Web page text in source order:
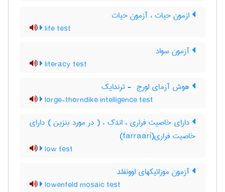
ازمون حیات ، آزمون حیات
life test
آزمون سواد
literacy test
هوش آزمای لورج ‎ - ترندایک
lorge-thorndike intelligence test
دارای خاصیت فراری ، اندک ، ( در مورد بنزین ) دارای
خاصیت فراری(farraari)
low test
آزمون موزائیکهای لوونفلد
lowenfeld mosaic test